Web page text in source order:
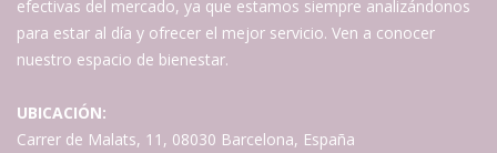
efectivas del mercado, ya que estamos siempre analizándonos
para estar al día y ofrecer el mejor servicio. Ven a conocer
nuestro espacio de bienestar.
UBICACIÓN:
Carrer de Malats, 11, 08030 Barcelona, España